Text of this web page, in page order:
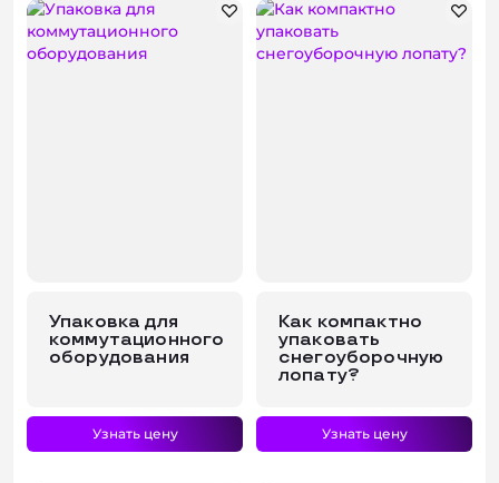
Упаковка для
коммутационного
оборудования
Узнать цену
Как компактно
упаковать
снегоуборочную
лопату?
Узнать цену